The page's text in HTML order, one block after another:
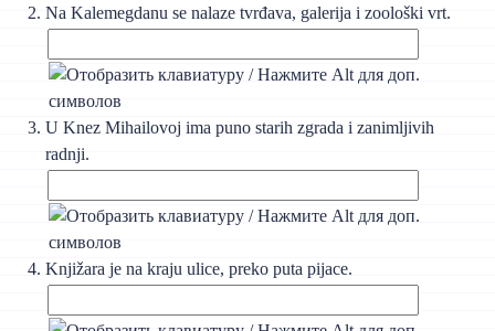
Na Kalemegdanu se nalaze tvrđava, galerija i zoološki vrt.
U Knez Mihailovoj ima puno starih zgrada i zanimljivih
radnji.
Knjižara je na kraju ulice, preko puta pijace.